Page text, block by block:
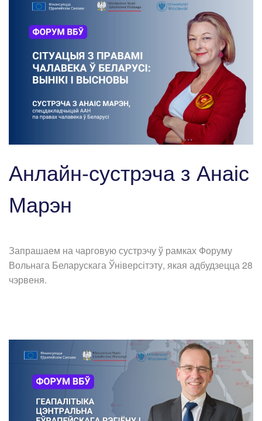
Анлайн-сустрэча з Анаіс
Марэн
Запрашаем на чарговую сустрэчу ў рамках Форуму
Вольнага Беларускага Ўніверсітэту, якая адбудзецца 28
чэрвеня.